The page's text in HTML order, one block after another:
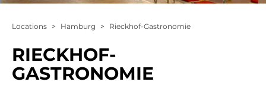
Locations > Hamburg > Rieckhof-Gastronomie
RIECKHOF-
GASTRONOMIE